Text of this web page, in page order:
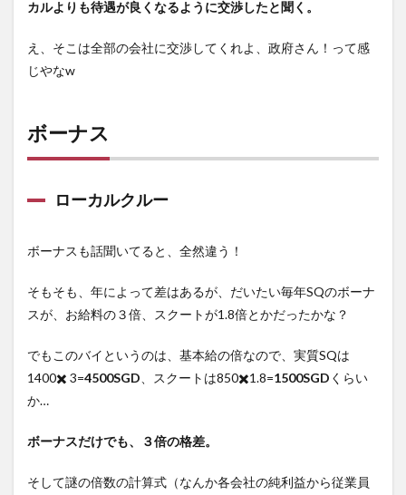
カルよりも待遇が良くなるように交渉したと聞く。
え、そこは全部の会社に交渉してくれよ、政府さん！って感
じやなw
ボーナス
ローカルクルー
ボーナスも話聞いてると、全然違う！
そもそも、年によって差はあるが、だいたい毎年SQのボーナ
スが、お給料の３倍、スクートが1.8倍とかだったかな？
でもこのバイというのは、基本給の倍なので、実質SQは
1400✖️ 3=4500SGD 、スクートは850✖️1.8=1500SGD くらい
か…
ボーナスだけでも、３倍の格差。
そして謎の倍数の計算式（なんか各会社の純利益から従業員